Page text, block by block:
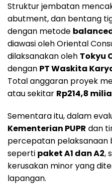
Struktur jembatan
abutment, dan bentang
dengan metode
diawasi oleh Oriental
dilaksanakan oleh Tokyu
dengan PT Waskita
Total anggaran proyek
atau sekitar Rp214,8
Sementara itu, dalam
Kementerian PUPR dan
percepatan
seperti paket A1 dan A2,
kerusakan minor yang
lapangan.